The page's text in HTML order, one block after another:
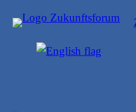
Zum
Inhalt
springen